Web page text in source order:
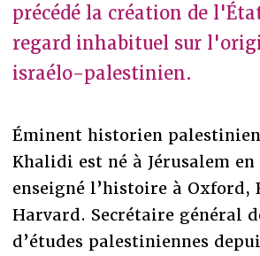
précédé la création de
regard inhabituel sur
israélo-palestinien.
Éminent historien
Khalidi est né à Jérusalem en
enseigné l’histoire à Oxford,
Harvard. Secrétaire général
d’études palestiniennes